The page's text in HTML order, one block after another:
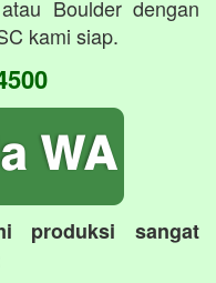
Boulder dengan
kami siap.
produksi sangat